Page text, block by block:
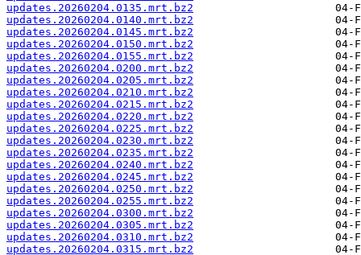
updates.20260204.0135.mrt.bz2
updates.20260204.0140.mrt.bz2
updates.20260204.0145.mrt.bz2
updates.20260204.0150.mrt.bz2
updates.20260204.0155.mrt.bz2
updates.20260204.0200.mrt.bz2
updates.20260204.0205.mrt.bz2
updates.20260204.0210.mrt.bz2
updates.20260204.0215.mrt.bz2
updates.20260204.0220.mrt.bz2
updates.20260204.0225.mrt.bz2
updates.20260204.0230.mrt.bz2
updates.20260204.0235.mrt.bz2
updates.20260204.0240.mrt.bz2
updates.20260204.0245.mrt.bz2
updates.20260204.0250.mrt.bz2
updates.20260204.0255.mrt.bz2
updates.20260204.0300.mrt.bz2
updates.20260204.0305.mrt.bz2
updates.20260204.0310.mrt.bz2
updates.20260204.0315.mrt.bz2